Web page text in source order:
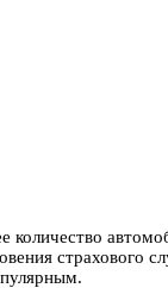
количество
страхового